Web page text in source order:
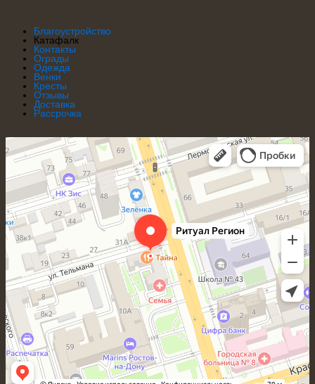
Благоустройство
Катафалк
Контакты
Ограды
Одежда
Венки
Кресты
Отзывы
Доставка
Рассрочка
Ритуал Регион
Ритуальные услуги в Ростове‑на‑Дону
Ритуальные принадлежности в Ростове‑на‑Дону